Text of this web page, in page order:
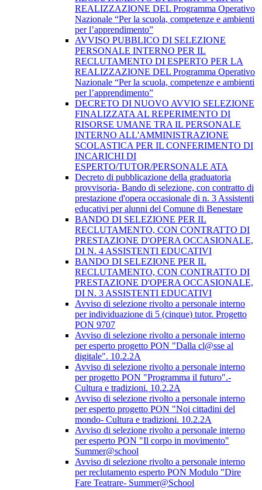
REALIZZAZIONE DEL Programma Operativo
Nazionale “Per la scuola, competenze e ambienti
per l’apprendimento”
AVVISO PUBBLICO DI SELEZIONE
PERSONALE INTERNO PER IL
RECLUTAMENTO DI ESPERTO PER LA
REALIZZAZIONE DEL Programma Operativo
Nazionale “Per la scuola, competenze e ambienti
per l’apprendimento”
DECRETO DI NUOVO AVVIO SELEZIONE
FINALIZZATA AL REPERIMENTO DI
RISORSE UMANE TRA IL PERSONALE
INTERNO ALL'AMMINISTRAZIONE
SCOLASTICA PER IL CONFERIMENTO DI
INCARICHI DI
ESPERTO/TUTOR/PERSONALE ATA
Decreto di pubblicazione della graduatoria
provvisoria- Bando di selezione, con contratto di
prestazione d'opera occasionale di n. 3 Assistenti
educativi per alunni del Comune di Benestare
BANDO DI SELEZIONE PER IL
RECLUTAMENTO, CON CONTRATTO DI
PRESTAZIONE D'OPERA OCCASIONALE,
DI N. 4 ASSISTENTI EDUCATIVI
BANDO DI SELEZIONE PER IL
RECLUTAMENTO, CON CONTRATTO DI
PRESTAZIONE D'OPERA OCCASIONALE,
DI N. 3 ASSISTENTI EDUCATIVI
Avviso di selezione rivolto a personale interno
per individuazione di 5 (cinque) tutor. Progetto
PON 9707
Avviso di selezione rivolto a personale interno
per esperto progetto PON "Dalla cl@sse al
digitale". 10.2.2A
Avviso di selezione rivolto a personale interno
per progetto PON "Programma il futuro".-
Cultura e tradizioni. 10.2.2A
Avviso di selezione rivolto a personale interno
per esperto progetto PON "Noi cittadini del
mondo- Cultura e tradizioni. 10.2.2A
Avviso di selezione rivolto a personale interno
per esperto PON "Il corpo in movimento"
Summer@school
Avviso di selezione rivolto a personale interno
per reclutamento esperto PON Modulo "Dire
Fare Teatrare- Summer@School